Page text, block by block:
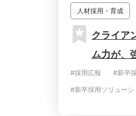
人材採用・育成
クライア
ム力が、
#採用広報 #新卒
#新卒採用ソリューシ